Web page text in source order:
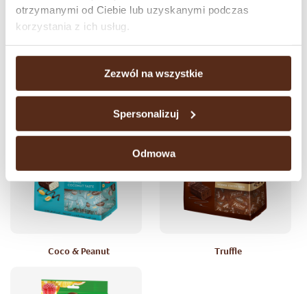
otrzymanymi od Ciebie lub uzyskanymi podczas
korzystania z ich usług.
Zezwól na wszystkie
Spersonalizuj
Odmowa
Choco & Peanut Milk & Peanut
Coco & Peanut Truffle